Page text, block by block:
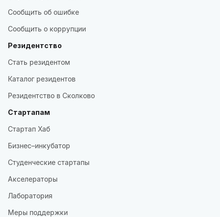
Сообщить об ошибке
Сообщить о коррупции
Резидентство
Стать резидентом
Каталог резидентов
Резидентство в Сколково
Стартапам
Стартап Хаб
Бизнес–инкубатор
Студенческие стартапы
Акселераторы
Лаборатория
Меры поддержки